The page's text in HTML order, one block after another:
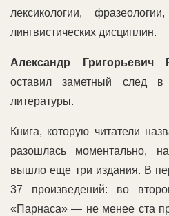
лексикологии,
лингвистических дисциплин.
Александр Григорьевич
оставил заметный след в
литературы.
Книга, которую читатели
разошлась моментально,
вышло еще три издания. В
37 произведений: во
«Парнаса» — не менее ста